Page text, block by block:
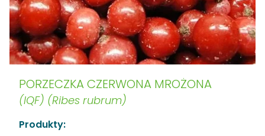
PORZECZKA CZERWONA MROŻONA
(IQF) (Ribes rubrum)
Produkty: